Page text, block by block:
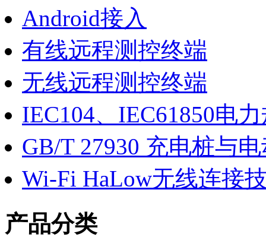
Android接入
有线远程测控终端
无线远程测控终端
IEC104、IEC61850电
GB/T 27930 充电桩与
Wi-Fi HaLow无线连接
产品分类